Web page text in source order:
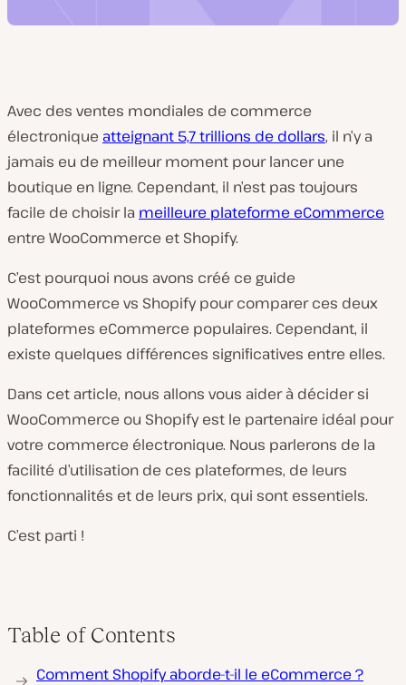
Avec des ventes mondiales de commerce
électronique atteignant 5,7 trillions de dollars, il n’y a
jamais eu de meilleur moment pour lancer une
boutique en ligne. Cependant, il n’est pas toujours
facile de choisir la meilleure plateforme eCommerce
entre WooCommerce et Shopify.
C’est pourquoi nous avons créé ce guide
WooCommerce vs Shopify pour comparer ces deux
plateformes eCommerce populaires. Cependant, il
existe quelques différences significatives entre elles.
Dans cet article, nous allons vous aider à décider si
WooCommerce ou Shopify est le partenaire idéal pour
votre commerce électronique. Nous parlerons de la
facilité d’utilisation de ces plateformes, de leurs
fonctionnalités et de leurs prix, qui sont essentiels.
C’est parti !
Table of Contents
Comment Shopify aborde-t-il le eCommerce ?